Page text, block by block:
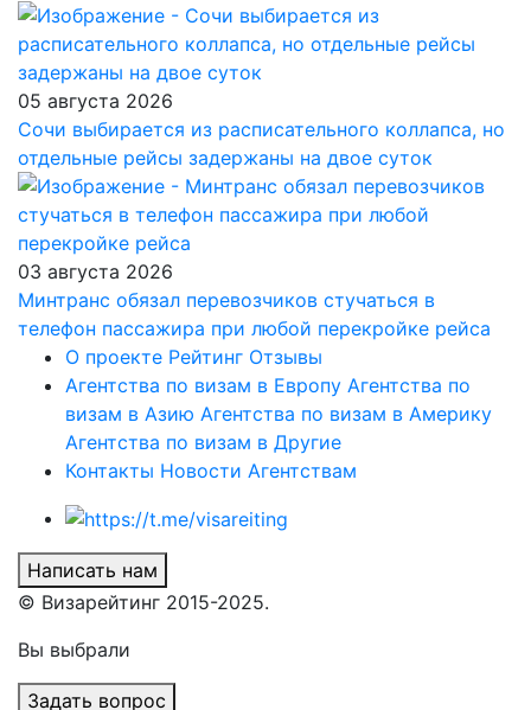
05 августа 2026
Сочи выбирается из расписательного коллапса, но
отдельные рейсы задержаны на двое суток
03 августа 2026
Минтранс обязал перевозчиков стучаться в
телефон пассажира при любой перекройке рейса
О проекте Рейтинг Отзывы
Агентства по визам в Европу Агентства по
визам в Азию Агентства по визам в Америку
Агентства по визам в Другие
Контакты Новости Агентствам
Написать нам
© Визарейтинг 2015-2025.
Вы выбрали
Задать вопрос